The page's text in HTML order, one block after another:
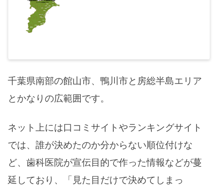
千葉県南部の館山市、鴨川市と 房総半島エリア
とかなりの広範囲です。
ネット上には口コミサイトやランキングサイト
では、誰が決めたのか分からない順位付けな
ど、歯科医院が宣伝目的で作った情報などが蔓
延しており、「見た目だけで決めてしまっ